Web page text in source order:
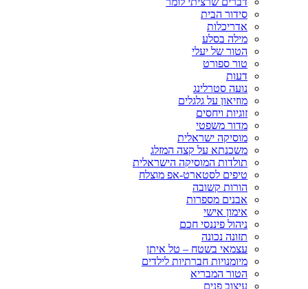
סידור הבית
אדריכלות
מילה בסלע
הטור של יעלי
טור ספורט
דעות
נועה סטרלינג
מוזיאון על גלגלים
זוגיות ויחסים
מדור משפטי
מוסיקה ישראלית
משכנתא על קצה המזלג
תולדות המוסיקה הישראלית
טיפים לסטארט-אפ מוצלח
הורות קשובה
אבנים מספרות
אימון אישי
ניהול פיננסי חכם
תזונה נכונה
עצמאי בשטח – טל איתן
מיומנויות חברתיות לילדים
הטור המבריא
עיצוב פנים